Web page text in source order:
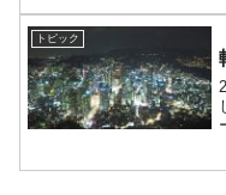
トピック